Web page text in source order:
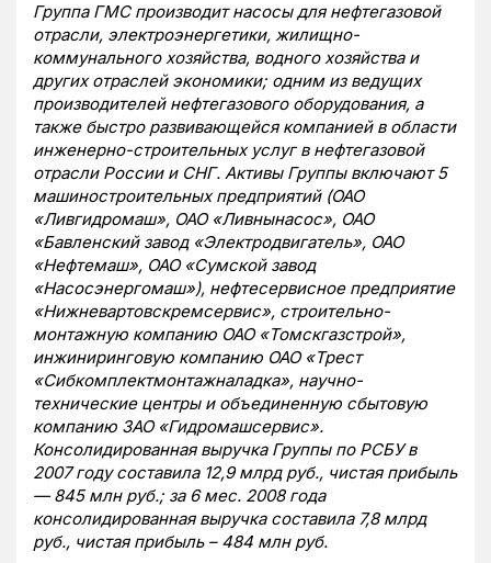
Группа ГМС производит насосы для нефтегазовой
отрасли, электроэнергетики, жилищно-
коммунального хозяйства, водного хозяйства и
других отраслей экономики; одним из ведущих
производителей нефтегазового оборудования, а
также быстро развивающейся компанией в области
инженерно-строительных услуг в нефтегазовой
отрасли России и СНГ. Активы Группы включают 5
машиностроительных предприятий (ОАО
«Ливгидромаш», ОАО «Ливнынасос», ОАО
«Бавленский завод «Электродвигатель», ОАО
«Нефтемаш», ОАО «Сумской завод
«Насосэнергомаш»), нефтесервисное предприятие
«Нижневартовскремсервис», строительно-
монтажную компанию ОАО «Томскгазстрой»,
инжиниринговую компанию ОАО «Трест
«Сибкомплектмонтажналадка», научно-
технические центры и объединенную сбытовую
компанию ЗАО «Гидромашсервис».
Консолидированная выручка Группы по РСБУ в
2007 году составила 12,9 млрд руб., чистая прибыль
— 845 млн руб.; за 6 мес. 2008 года
консолидированная выручка составила 7,8 млрд
руб., чистая прибыль – 484 млн руб.